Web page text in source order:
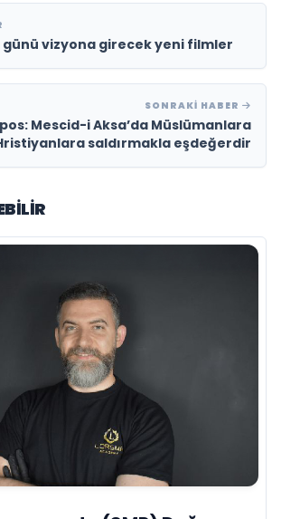
günü vizyona girecek yeni filmler
SONRAKI HABER
Mescid-i Aksa’da Müslümanlara
saldırmakla eşdeğerdir